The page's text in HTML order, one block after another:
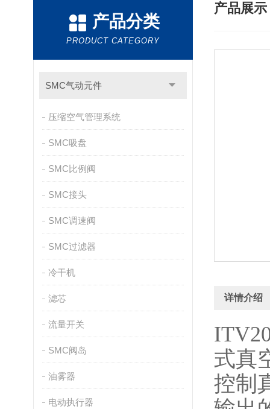
产品分类
PRODUCT CATEGORY
SMC气动元件
压缩空气管理系统
SMC吸盘
SMC比例阀
SMC接头
SMC调速阀
SMC过滤器
冷干机
滤芯
流量开关
SMC阀岛
油雾器
电动执行器
产品展示
详情介绍
式真
控制